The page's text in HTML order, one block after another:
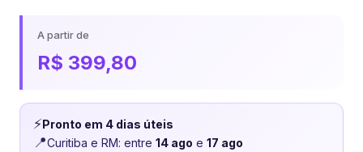
A partir de
R$ 399,80
⚡Pronto em 4 dias úteis
📍Curitiba e RM: entre 14 ago e 17 ago